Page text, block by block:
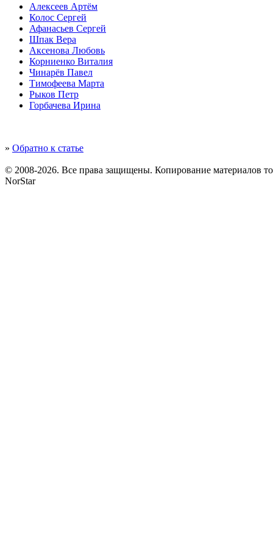
Алексеев Артём
Колос Сергей
Афанасьев Сергей
Шпак Вера
Аксенова Любовь
Корниенко Виталия
Чинарёв Павел
Тимофеева Марта
Рыков Петр
Горбачева Ирина
» Обратно к статье
© 2008-2026. Все права защищены. Копирование материалов
NorStar